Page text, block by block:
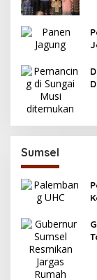
Sumsel